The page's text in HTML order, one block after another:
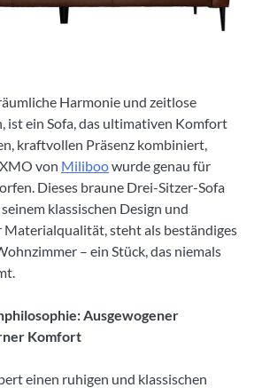
Harmonie und zeitlose
ist ein Sofa, das ultimativen Komfort
kraftvollen Präsenz kombiniert,
von Miliboowurde genau für
Dieses braune Drei-Sitzer-Sofa
klassischen Design und
steht als beständiges
– ein Stück, das niemals
Ausgewogener
Komfort
einen ruhigen und klassischen